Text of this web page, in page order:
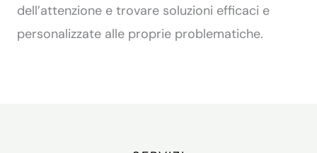
dell’attenzione e trovare soluzioni efficaci e
personalizzate alle proprie problematiche.